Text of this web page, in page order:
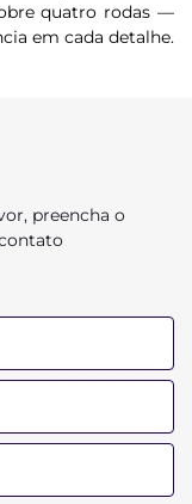
quatro rodas —
em cada detalhe.
preencha o